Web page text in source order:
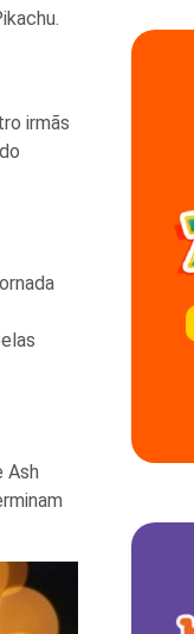
irmãs
Ash